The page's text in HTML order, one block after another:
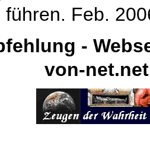
führen. Feb.
-
von-net.net